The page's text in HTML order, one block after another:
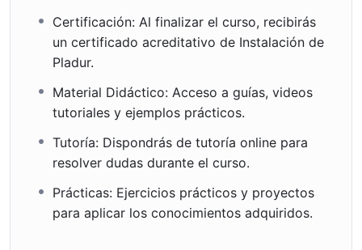
Certificación: Al finalizar el curso, recibirás
un certificado acreditativo de Instalación de
Pladur.
Material Didáctico: Acceso a guías, videos
tutoriales y ejemplos prácticos.
Tutoría: Dispondrás de tutoría online para
resolver dudas durante el curso.
Prácticas: Ejercicios prácticos y proyectos
para aplicar los conocimientos adquiridos.